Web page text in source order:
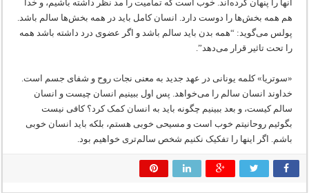
آنها را پنهان کرده‌اند. خوب است که تمامیت را مد نظر داشته باشیم، و خدا
هم همه بخش‌ها را دوست دارد. انسان کامل باید در همه بخش‌ها سالم باشد.
پولس می‌گوید: “همه بدن باید سالم باشد و اگر عضوی درد داشته باشد همه
را تحت تاثیر قرار می‌دهد”.
«سوتریا» کلمه یونانی در عهد جدید به معنی نجات روح و شفای جسم است.
خداوند انسان سالم را می‌خواهد. پس اول ببینیم انسان چیست و انسان
سالم کیست، و بعد ببینیم چگونه باید به انسان کمک کرد؟ کافی نیست
بگوئیم روحانیتم خوب است و مسیحی خوبی هستم، بلکه باید انسان خوبی
باشم. اگر اینها را تفکیک نکنیم شخص سالم‌تری خواهیم بود.